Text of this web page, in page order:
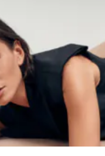
топом, и со
монохромного
жакетом и
VERESK label.
Цвет:бежевый,
Размер:XS, S, M, L